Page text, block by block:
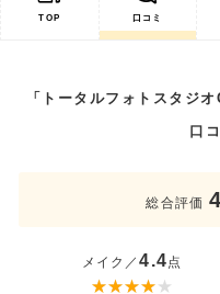
TOP 口コミ
「トータルフォトスタジ
口
総合評価
メイク／4.4点